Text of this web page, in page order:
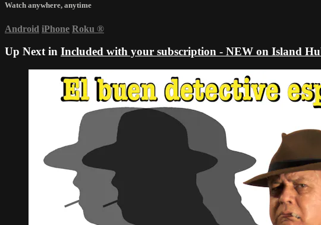
Watch anywhere, anytime
Android iPhone Roku ®
Up Next in Included with your subscription - NEW on Island